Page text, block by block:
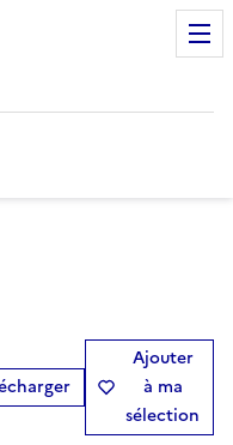
Ajouter
à ma
sélection